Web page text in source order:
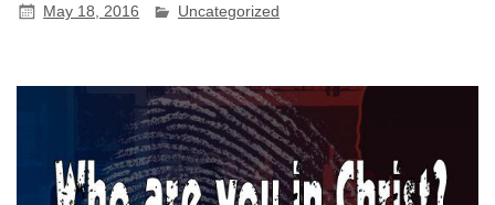
May 18, 2016 Uncategorized